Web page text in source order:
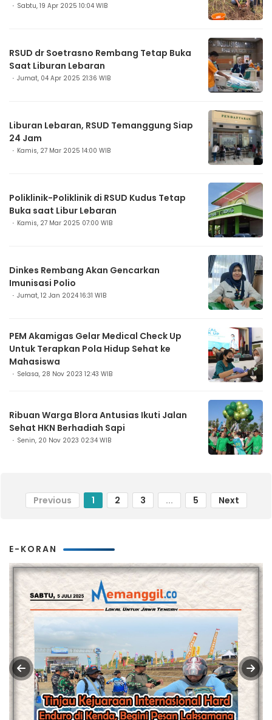
Sabtu, 19 Apr 2025 10:04 WIB
RSUD dr Soetrasno Rembang Tetap Buka
Saat Liburan Lebaran
Jumat, 04 Apr 2025 21:36 WIB
Liburan Lebaran, RSUD Temanggung Siap
24 Jam
Kamis, 27 Mar 2025 14:00 WIB
Poliklinik-Poliklinik di RSUD Kudus Tetap
Buka saat Libur Lebaran
Kamis, 27 Mar 2025 07:00 WIB
Dinkes Rembang Akan Gencarkan
Imunisasi Polio
Jumat, 12 Jan 2024 16:31 WIB
PEM Akamigas Gelar Medical Check Up
Untuk Terapkan Pola Hidup Sehat ke
Mahasiswa
Selasa, 28 Nov 2023 12:43 WIB
Ribuan Warga Blora Antusias Ikuti Jalan
Sehat HKN Berhadiah Sapi
Senin, 20 Nov 2023 02:34 WIB
Previous 1 2 3 ... 5 Next
E-KORAN